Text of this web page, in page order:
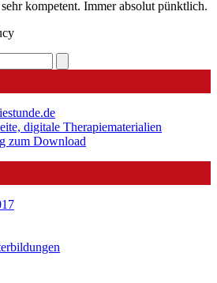
kompetent. Immer absolut pünktlich.
digitale Therapiematerialien
zum Download